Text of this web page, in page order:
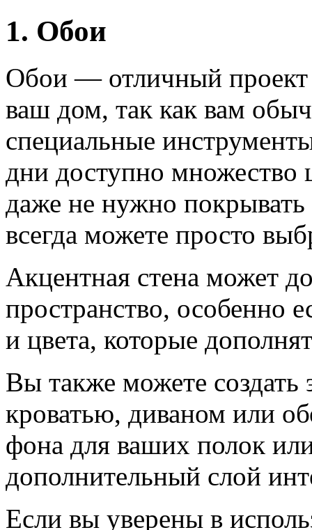
1. Обои
Обои — отличный проект
ваш дом, так как вам
специальные
дни доступно множество
даже не нужно
всегда можете просто
Акцентная стена может
пространство, особенно
и цвета, которые
Вы также можете создать
кроватью, диваном или
фона для ваших полок
дополнительный слой
Если вы уверены в